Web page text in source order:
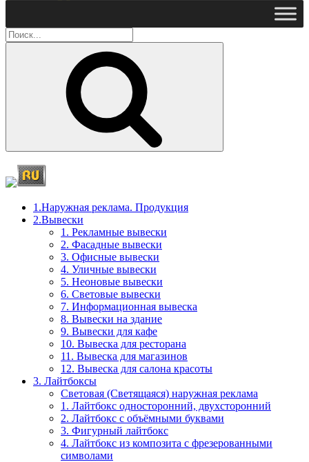
Поиск
1.Наружная реклама. Продукция
2.Вывески
1. Рекламные вывески
2. Фасадные вывески
3. Офисные вывески
4. Уличные вывески
5. Неоновые вывески
6. Световые вывески
7. Информационная вывеска
8. Вывески на здание
9. Вывески для кафе
10. Вывеска для ресторана
11. Вывеска для магазинов
12. Вывеска для салона красоты
3. Лайтбоксы
Световая (Светящаяся) наружная реклама
1. Лайтбокс односторонний, двухсторонний
2. Лайтбокс с объёмными буквами
3. Фигурный лайтбокс
4. Лайтбокс из композита с фрезерованными
символами